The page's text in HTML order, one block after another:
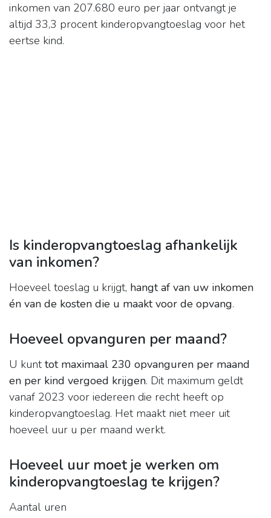
inkomen van 207.680 euro per jaar ontvangt je
altijd 33,3 procent kinderopvangtoeslag voor het
eertse kind.
Is kinderopvangtoeslag afhankelijk
van inkomen?
Hoeveel toeslag u krijgt, hangt af van uw inkomen
én van de kosten die u maakt voor de opvang.
Hoeveel opvanguren per maand?
U kunttot maximaal 230 opvanguren per maand
en per kind vergoed krijgen. Dit maximum geldt
vanaf 2023 voor iedereen die recht heeft op
kinderopvangtoeslag. Het maakt niet meer uit
hoeveel uur u per maand werkt.
Hoeveel uur moet je werken om
kinderopvangtoeslag te krijgen?
Aantal uren